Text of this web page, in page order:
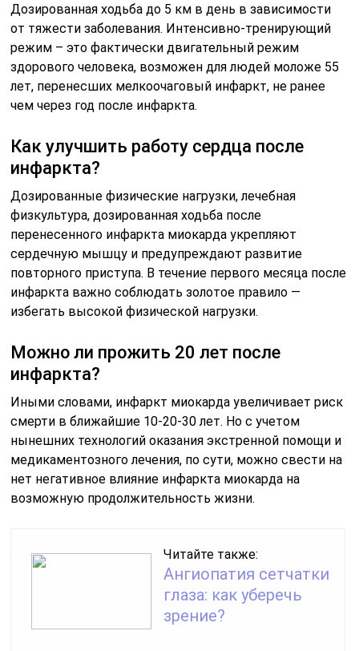
Дозированная ходьба до 5 км в день в зависимости
от тяжести заболевания. Интенсивно-тренирующий
режим – это фактически двигательный режим
здорового человека, возможен для людей моложе 55
лет, перенесших мелкоочаговый инфаркт, не ранее
чем через год после инфаркта.
Как улучшить работу сердца после
инфаркта?
Дозированные физические нагрузки, лечебная
физкультура, дозированная ходьба после
перенесенного инфаркта миокарда укрепляют
сердечную мышцу и предупреждают развитие
повторного приступа. В течение первого месяца после
инфаркта важно соблюдать золотое правило —
избегать высокой физической нагрузки.
Можно ли прожить 20 лет после
инфаркта?
Иными словами, инфаркт миокарда увеличивает риск
смерти в ближайшие 10-20-30 лет. Но с учетом
нынешних технологий оказания экстренной помощи и
медикаментозного лечения, по сути, можно свести на
нет негативное влияние инфаркта миокарда на
возможную продолжительность жизни.
Читайте также:
Ангиопатия сетчатки
глаза: как уберечь
зрение?